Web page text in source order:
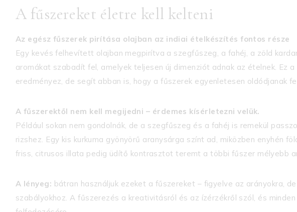
A fűszereket életre kell kelteni
Az egész fűszerek pirítása olajban az indiai ételkészítés fontos része
Egy kevés felhevített olajban megpirítva a szegfűszeg, a fahéj, a zöld
aromákat szabadít fel, amelyek teljesen új dimenziót adnak az ételnek. Ez
eredményez, de segít abban is, hogy a fűszerek egyenletesen oldódjanak
A fűszerektől nem kell megijedni – érdemes kísérletezni velük.
Például sokan nem gondolnák, de a szegfűszeg és a fahéj is remekül
rizshez. Egy kis kurkuma gyönyörű aranysárga színt ad, miközben enyhén
friss, citrusos illata pedig üdítő kontrasztot teremt a többi fűszer mélyebb
A lényeg: bátran használjuk ezeket a fűszereket – figyelve az arányokra,
szabályokhoz. A fűszerezés a kreativitásról és az ízérzékről szól, és